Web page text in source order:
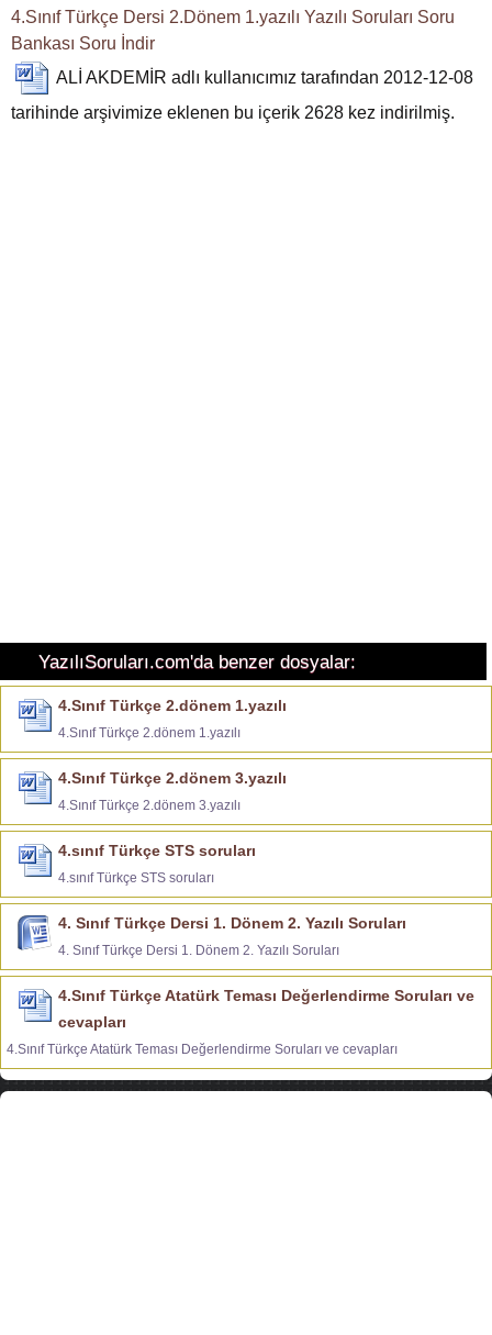
4.Sınıf Türkçe Dersi 2.Dönem 1.yazılı Yazılı Soruları Soru
Bankası Soru İndir
ALİ AKDEMİR adlı kullanıcımız tarafından 2012-12-08
tarihinde arşivimize eklenen bu içerik 2628 kez indirilmiş.
YazılıSoruları.com'da benzer dosyalar:
4.Sınıf Türkçe 2.dönem 1.yazılı
4.Sınıf Türkçe 2.dönem 1.yazılı
4.Sınıf Türkçe 2.dönem 3.yazılı
4.Sınıf Türkçe 2.dönem 3.yazılı
4.sınıf Türkçe STS soruları
4.sınıf Türkçe STS soruları
4. Sınıf Türkçe Dersi 1. Dönem 2. Yazılı Soruları
4. Sınıf Türkçe Dersi 1. Dönem 2. Yazılı Soruları
4.Sınıf Türkçe Atatürk Teması Değerlendirme Soruları ve
cevapları
4.Sınıf Türkçe Atatürk Teması Değerlendirme Soruları ve cevapları